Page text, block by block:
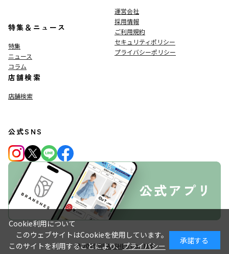
特集＆ニュース
特集
ニュース
コラム
店舗検索
店舗検索
運営会社
採用情報
ご利用規約
セキュリティポリシー
プライバシーポリシー
公式SNS
© 2019BRANSHESCo., Ltd.
Cookie利用について
このウェブサイトはCookieを使用しています。
このサイトを利用することにより、プライバシー
承諾する